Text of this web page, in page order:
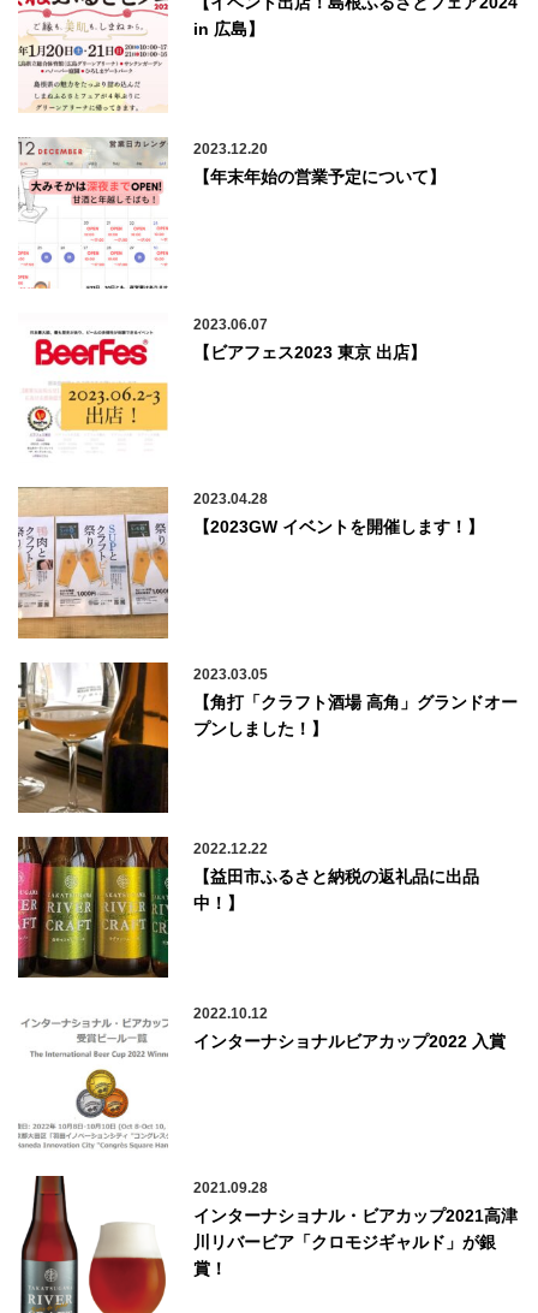
in 広島】
2023.12.20
【年末年始の営業予定について】
2023.06.07
【ビアフェス2023 東京 出店】
2023.04.28
【2023GW イベントを開催します！】
2023.03.05
【角打「クラフト酒場 高角」グランドオー
プンしました！】
2022.12.22
【益田市ふるさと納税の返礼品に出品
中！】
2022.10.12
インターナショナルビアカップ2022 入賞
2021.09.28
インターナショナル・ビアカップ2021高津
川リバービア「クロモジギャルド」が銀
賞！